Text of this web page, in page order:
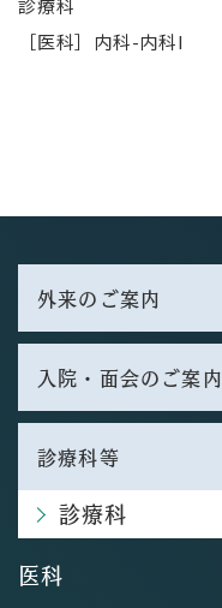
診療科
［医科］内科-内科I
外来のご案内
入院・面会のご案内
診療科等
診療科
医科